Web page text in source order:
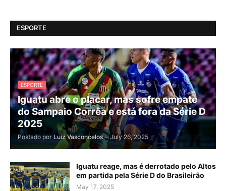
ESPORTE
ESPORTE
Iguatu abre o placar, mas sofre empate
do Sampaio Corrêa e está fora da Série D
2025
Postado por Luiz Vasconcelos - July 26, 2025
Iguatu reage, mas é derrotado pelo Altos
em partida pela Série D do Brasileirão
May 17, 2025